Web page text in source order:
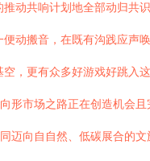
动共响计划地全部动归共
动搬音，在既有沟践应
更有众多好游戏好跳入
市场之路正在创造机会
向自自然、低碳展合的